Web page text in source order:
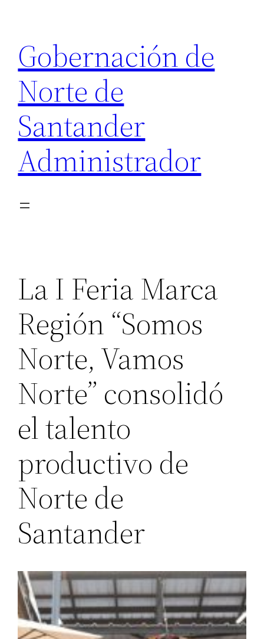
contenido
Gobernación de
Norte de
Santander
Administrador
La I Feria Marca
Región “Somos
Norte, Vamos
Norte” consolidó
el talento
productivo de
Norte de
Santander